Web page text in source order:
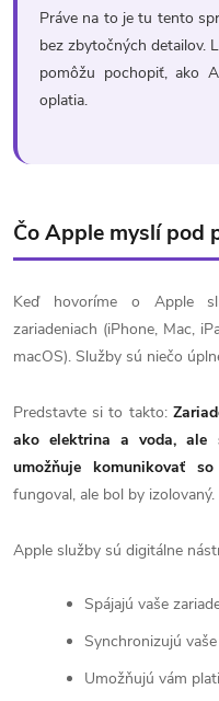
Práve na to je tu tento
bez zbytočných detailov.
pomôžu pochopiť, ako
oplatia.
Čo Apple myslí pod
Keď hovoríme o Apple
zariadeniach (iPhone, Mac,
macOS). Služby sú niečo
Predstavte si to takto:
ako elektrina a voda, ale
umožňuje komunikovať so
fungoval, ale bol by izolovaný.
Apple služby sú digitálne
Spájajú vaše
Synchronizujú
Umožňujú vám